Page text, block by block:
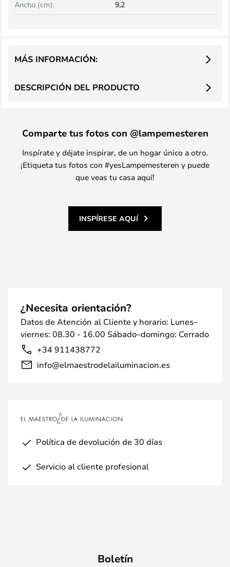
Ancho (cm): 9,2
DESCRIPCIÓN DEL PRODUCTO
MÁS INFORMACIÓN:
Comparte tus fotos con @lampemesteren
Inspírate y déjate inspirar, de un hogar único a otro.
¡Etiqueta tus fotos con #yesLampemesteren y puede
que veas tu casa aquí!
INSPÍRESE AQUÍ
¿Necesita orientación?
Datos de Atención al Cliente y horario: Lunes–
viernes: 08.30 - 16.00 Sábado–domingo: Cerrado
+34 911438772
info@elmaestrodelailuminacion.es
Política de devolución de 30 días
Servicio al cliente profesional
Boletín